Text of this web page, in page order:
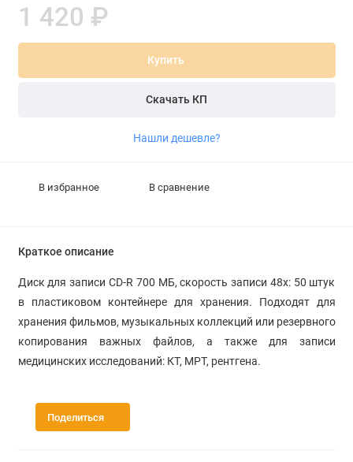
1 420 ₽
Купить
Скачать КП
Нашли дешевле?
В избранное В сравнение
Краткое описание
Диск для записи CD-R 700 МБ, скорость записи 48х: 50 штук
в пластиковом контейнере для хранения. Подходят для
хранения фильмов, музыкальных коллекций или резервного
копирования важных файлов, а также для записи
медицинских исследований: КТ, МРТ, рентгена.
Поделиться